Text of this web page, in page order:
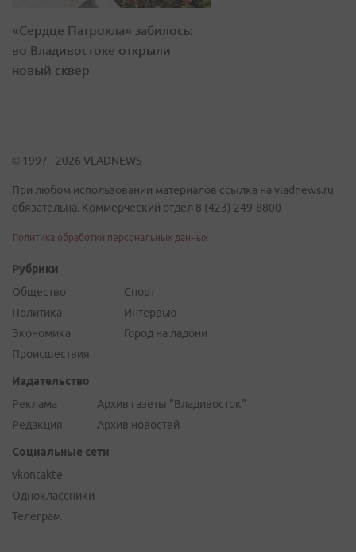
«Сердце Патрокла» забилось:
во Владивостоке открыли
новый сквер
© 1997 - 2026 VLADNEWS
При любом использовании материалов ссылка на vladnews.ru
обязательна. Коммерческий отдел 8 (423) 249-8800
Политика обработки персональных данных
Рубрики
Общество
Политика
Экономика
Происшествия
Спорт
Интервью
Город на ладони
Издательство
Реклама
Редакция
Архив газеты "Владивосток"
Архив новостей
Социальные сети
vkontakte
Одноклассники
Телеграм